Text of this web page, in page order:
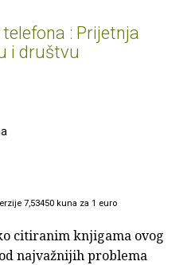
: Prijetnja
i društvu
7,53450 kuna za 1 euro
citiranim knjigama ovog
najvažnijih problema